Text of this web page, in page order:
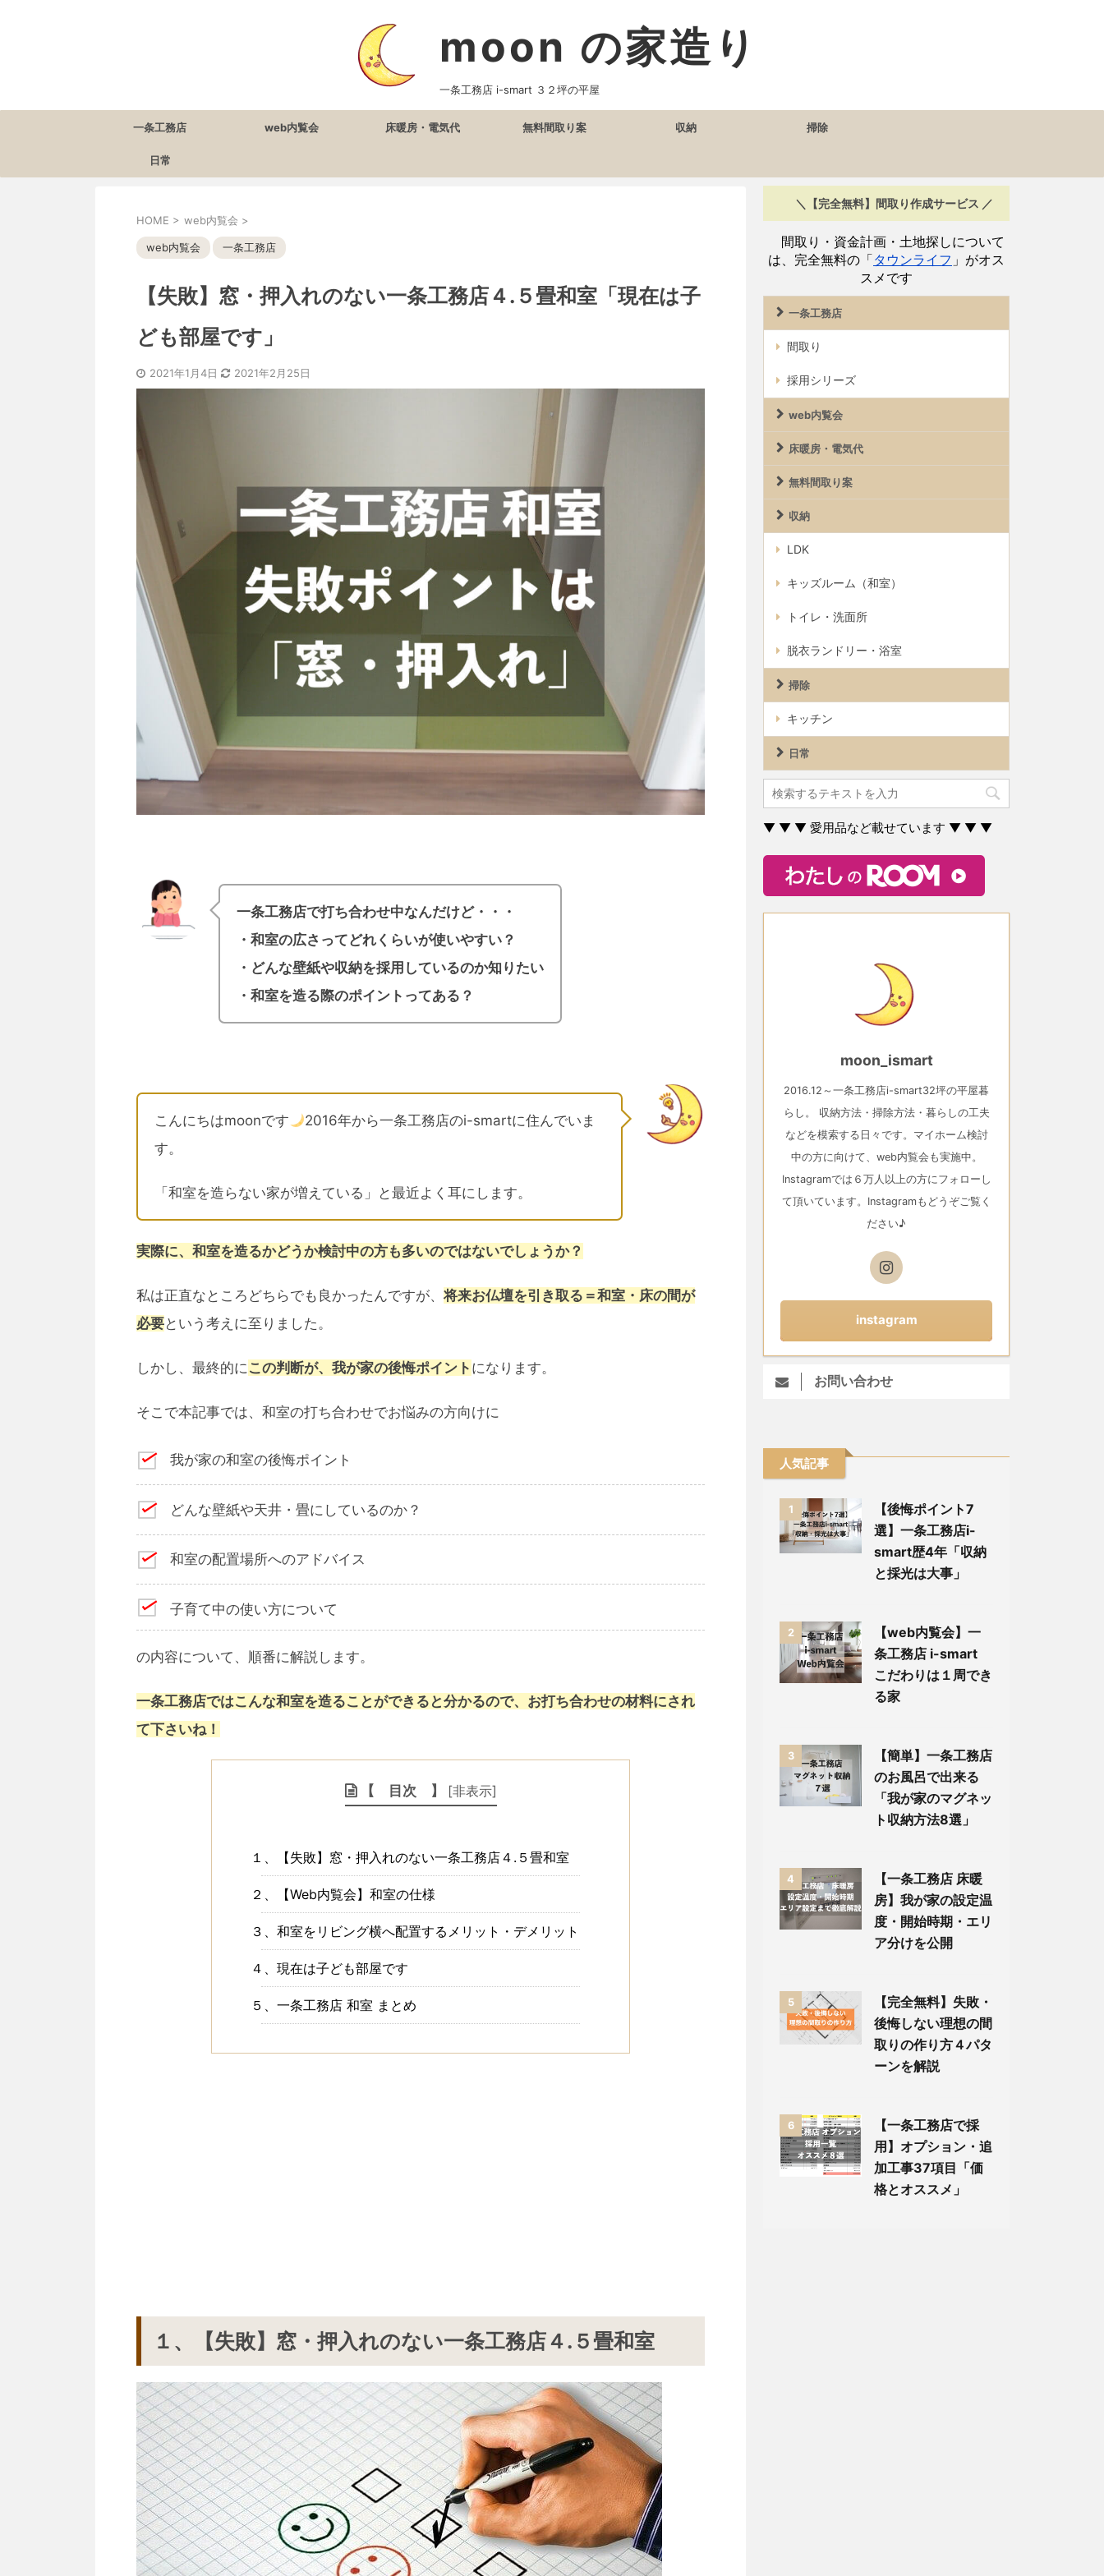
moon の家造り
一条工務店 i-smart ３２坪の平屋
一条工務店 web内覧会 床暖房・電気代 無料間取り案 収納 掃除
日常
HOME > web内覧会 >
web内覧会 一条工務店
【失敗】窓・押入れのない一条工務店４.５畳和室「現在は子
ども部屋です」
2021年1月4日 2021年2月25日
一条工務店で打ち合わせ中なんだけど・・・
・和室の広さってどれくらいが使いやすい？
・どんな壁紙や収納を採用しているのか知りたい
・和室を造る際のポイントってある？
こんにちはmoonです
2016年から一条工務店のi-smartに住んでいま
す。
「和室を造らない家が増えている」と最近よく耳にします。
実際に、和室を造るかどうか検討中の方も多いのではないでしょうか？
私は正直なところどちらでも良かったんですが、将来お仏壇を引き取る＝和室・床の間が
必要という考えに至りました。
しかし、最終的にこの判断が、我が家の後悔ポイント になります。
そこで本記事では、和室の打ち合わせでお悩みの方向けに
我が家の和室の後悔ポイント
どんな壁紙や天井・畳にしているのか？
和室の配置場所へのアドバイス
子育て中の使い方について
の内容について、順番に解説します。
一条工務店ではこんな和室を造ることができると分かるので、お打ち合わせの材料にされ
て下さいね！
【 目次 】 [非表示]
１、【失敗】窓・押入れのない一条工務店４.５畳和室
２、【Web内覧会】和室の仕様
３、和室をリビング横へ配置するメリット・デメリット
４、現在は子ども部屋です
５、一条工務店 和室 まとめ
１、【失敗】窓・押入れのない一条工務店４.５畳和室
＼【完全無料】間取り作成サービス ／
間取り・資金計画・土地探しについて
は、完全無料の「タウンライフ 」がオス
スメです
一条工務店
間取り
採用シリーズ
web内覧会
床暖房・電気代
無料間取り案
収納
LDK
キッズルーム（和室）
トイレ・洗面所
脱衣ランドリー・浴室
掃除
キッチン
日常
▼ ▼ ▼ 愛用品など載せています ▼ ▼ ▼
moon_ismart
2016.12～一条工務店i-smart32坪の平屋暮
らし。 収納方法・掃除方法・暮らしの工夫
などを模索する日々です。マイホーム検討
中の方に向けて、web内覧会も実施中。
Instagramでは６万人以上の方にフォローし
て頂いています。Instagramもどうぞご覧く
ださい♪
instagram
お問い合わせ
人気記事
1
【後悔ポイント7
選】一条工務店i-
smart歴4年「収納
と採光は大事」
2
【web内覧会】一
条工務店 i-smart
こだわりは１周でき
る家
3
【簡単】一条工務店
のお風呂で出来る
「我が家のマグネッ
ト収納方法8選」
4
【一条工務店 床暖
房】我が家の設定温
度・開始時期・エリ
ア分けを公開
5
【完全無料】失敗・
後悔しない理想の間
取りの作り方４パタ
ーンを解説
6
【一条工務店で採
用】オプション・追
加工事37項目「価
格とオススメ」